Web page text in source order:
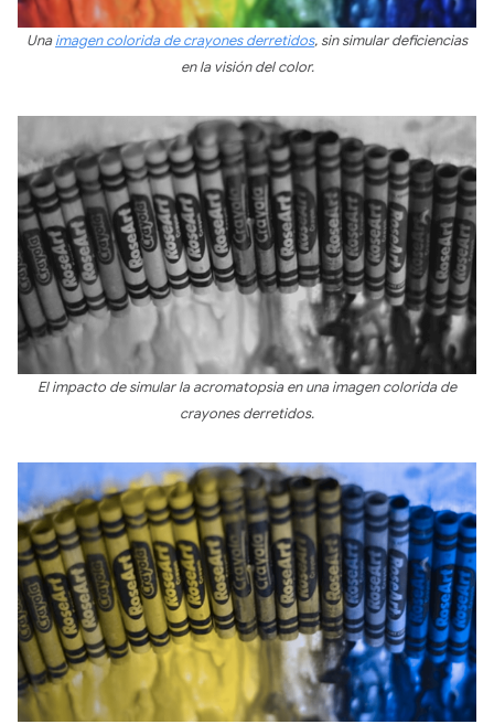
Unaimagen colorida de crayones derretidos, sin simular deficiencias
en la visión del color.
El impacto de simular la acromatopsia en una imagen colorida de
crayones derretidos.